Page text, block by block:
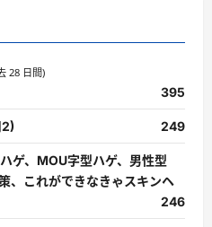
28 日間)
395
249
ゲ、MOU字型ハゲ、男性型
、これができなきゃスキンヘ
246